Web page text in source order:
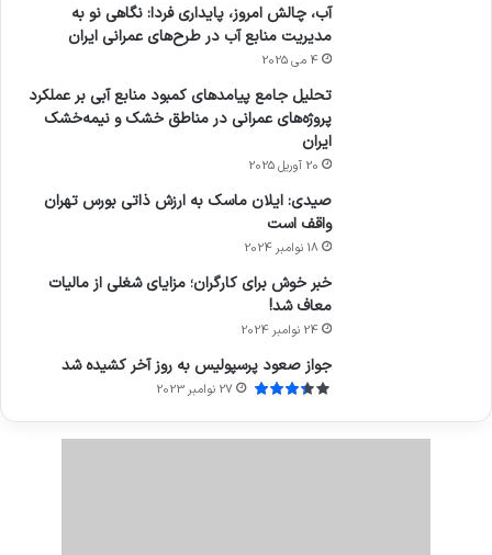
آب، چالش امروز، پایداری فردا: نگاهی نو به
مدیریت منابع آب در طرح‌های عمرانی ایران
4 می 2025
تحلیل جامع پیامدهای کمبود منابع آبی بر عملکرد
پروژه‌های عمرانی در مناطق خشک و نیمه‌خشک
ایران
20 آوریل 2025
صیدی: ایلان ماسک به ارزش ذاتی بورس تهران
واقف است
18 نوامبر 2024
خبر خوش برای کارگران؛ مزایای شغلی از مالیات
معاف شد!
24 نوامبر 2024
جواز صعود پرسپولیس به روز آخر کشیده شد
27 نوامبر 2023